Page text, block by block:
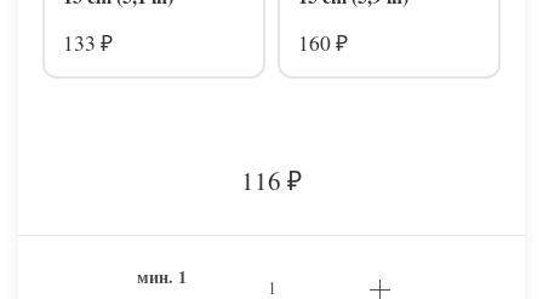
133 ₽
160 ₽
116 ₽
мин. 1